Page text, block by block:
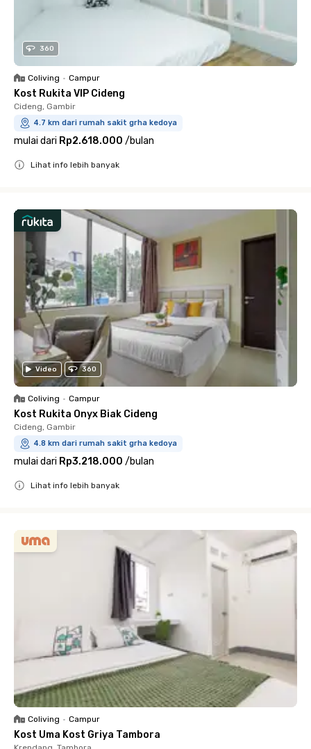
360
Coliving • Campur
Kost Rukita VIP Cideng
Cideng, Gambir
4.7 km dari rumah sakit grha kedoya
mulai dari Rp2.618.000 /bulan
Lihat info lebih banyak
Video 360
Coliving • Campur
Kost Rukita Onyx Biak Cideng
Cideng, Gambir
4.8 km dari rumah sakit grha kedoya
mulai dari Rp3.218.000 /bulan
Lihat info lebih banyak
Coliving • Campur
Kost Uma Kost Griya Tambora